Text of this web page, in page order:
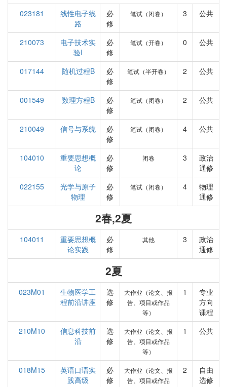
023181
线性电子线
路
必
修
笔试（闭卷） 3 公共
210073
电子技术实
验I
必
修
笔试（开卷） 0 公共
017144 随机过程B
必
修
笔试（半开卷） 2 公共
001549 数理方程B
必
修
笔试（闭卷） 2 公共
210049 信号与系统
必
修
笔试（闭卷） 4 公共
104010
重要思想概
论
必
修
闭卷 3
政治
通修
022155
光学与原子
物理
必
修
笔试（闭卷） 4
物理
通修
2春,2夏
104011
重要思想概
论实践
必
修
其他 3
政治
通修
2夏
023M01
生物医学工
程前沿讲座
选
修
大作业（论文、报
告、项目或作品
等）
1
专业
方向
课程
210M10
信息科技前
沿
选
修
大作业（论文、报
告、项目或作品
等）
1 公共
018M15
英语口语实
践高级
必
修
大作业（论文、报
告、项目或作品
2
自由
选修